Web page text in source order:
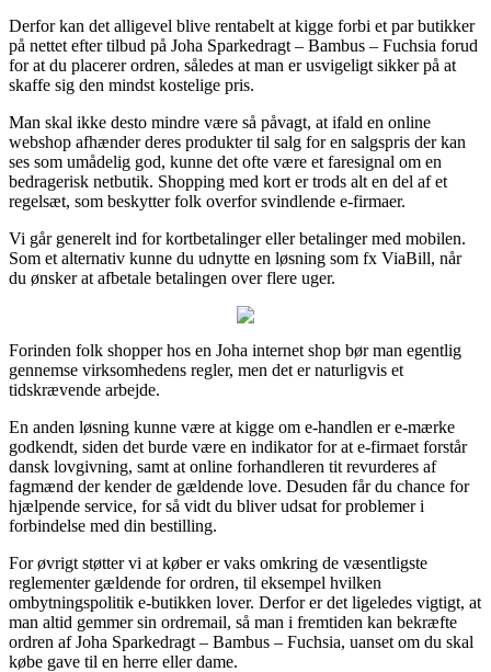
Derfor kan det alligevel blive rentabelt at kigge forbi et par butikker
på nettet efter tilbud på Joha Sparkedragt – Bambus – Fuchsia forud
for at du placerer ordren, således at man er usvigeligt sikker på at
skaffe sig den mindst kostelige pris.
Man skal ikke desto mindre være så påvagt, at ifald en online
webshop afhænder deres produkter til salg for en salgspris der kan
ses som umådelig god, kunne det ofte være et faresignal om en
bedragerisk netbutik. Shopping med kort er trods alt en del af et
regelsæt, som beskytter folk overfor svindlende e-firmaer.
Vi går generelt ind for kortbetalinger eller betalinger med mobilen.
Som et alternativ kunne du udnytte en løsning som fx ViaBill, når
du ønsker at afbetale betalingen over flere uger.
Forinden folk shopper hos en Joha internet shop bør man egentlig
gennemse virksomhedens regler, men det er naturligvis et
tidskrævende arbejde.
En anden løsning kunne være at kigge om e-handlen er e-mærke
godkendt, siden det burde være en indikator for at e-firmaet forstår
dansk lovgivning, samt at online forhandleren tit revurderes af
fagmænd der kender de gældende love. Desuden får du chance for
hjælpende service, for så vidt du bliver udsat for problemer i
forbindelse med din bestilling.
For øvrigt støtter vi at køber er vaks omkring de væsentligste
reglementer gældende for ordren, til eksempel hvilken
ombytningspolitik e-butikken lover. Derfor er det ligeledes vigtigt, at
man altid gemmer sin ordremail, så man i fremtiden kan bekræfte
ordren af Joha Sparkedragt – Bambus – Fuchsia, uanset om du skal
købe gave til en herre eller dame.